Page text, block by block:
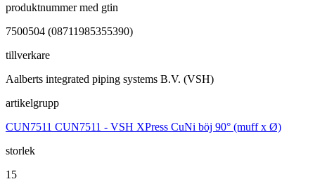
produktnummer med gtin
7500504 (08711985355390)
tillverkare
Aalberts integrated piping systems B.V. (VSH)
artikelgrupp
CUN7511 CUN7511 - VSH XPress CuNi böj 90° (muff x Ø)
storlek
15